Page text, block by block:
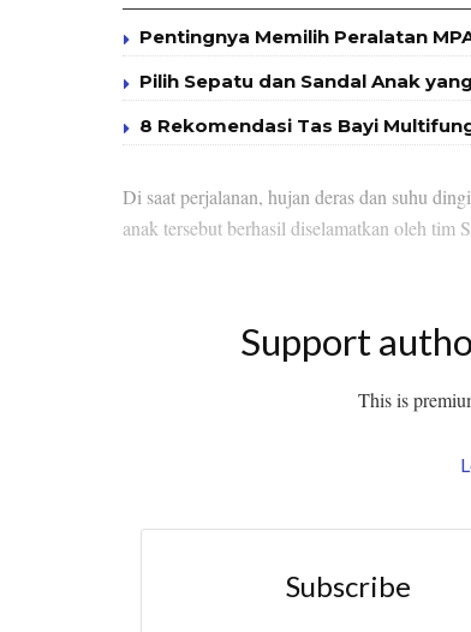
Pentingnya Memilih Peralatan
Pilih Sepatu dan Sandal Anak
8 Rekomendasi Tas Bayi
Di saat perjalanan, hujan deras dan suhu
anak tersebut berhasil diselamatkan oleh tim
Support
This is
Subscribe